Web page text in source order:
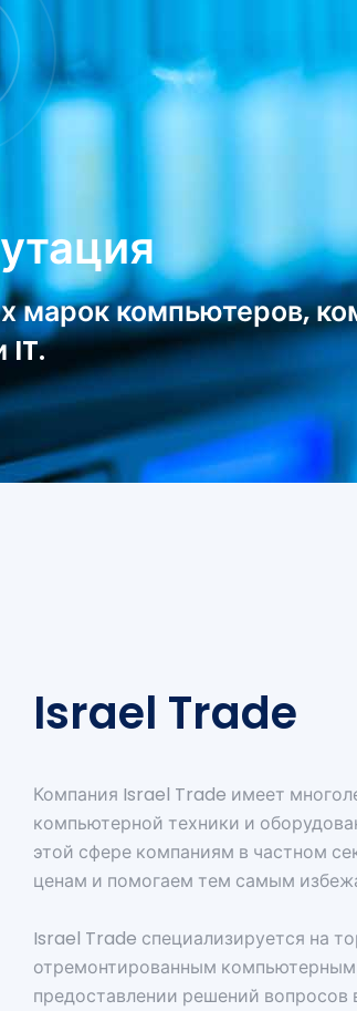
марок компьютеров,
IT.
Israel Trade
Компания Israel Trade имеет
компьютерной техники и
этой сфере компаниям в частном
ценам и помогаем тем самым
Israel Trade специализируется на
отремонтированным
предоставлении решений вопросов